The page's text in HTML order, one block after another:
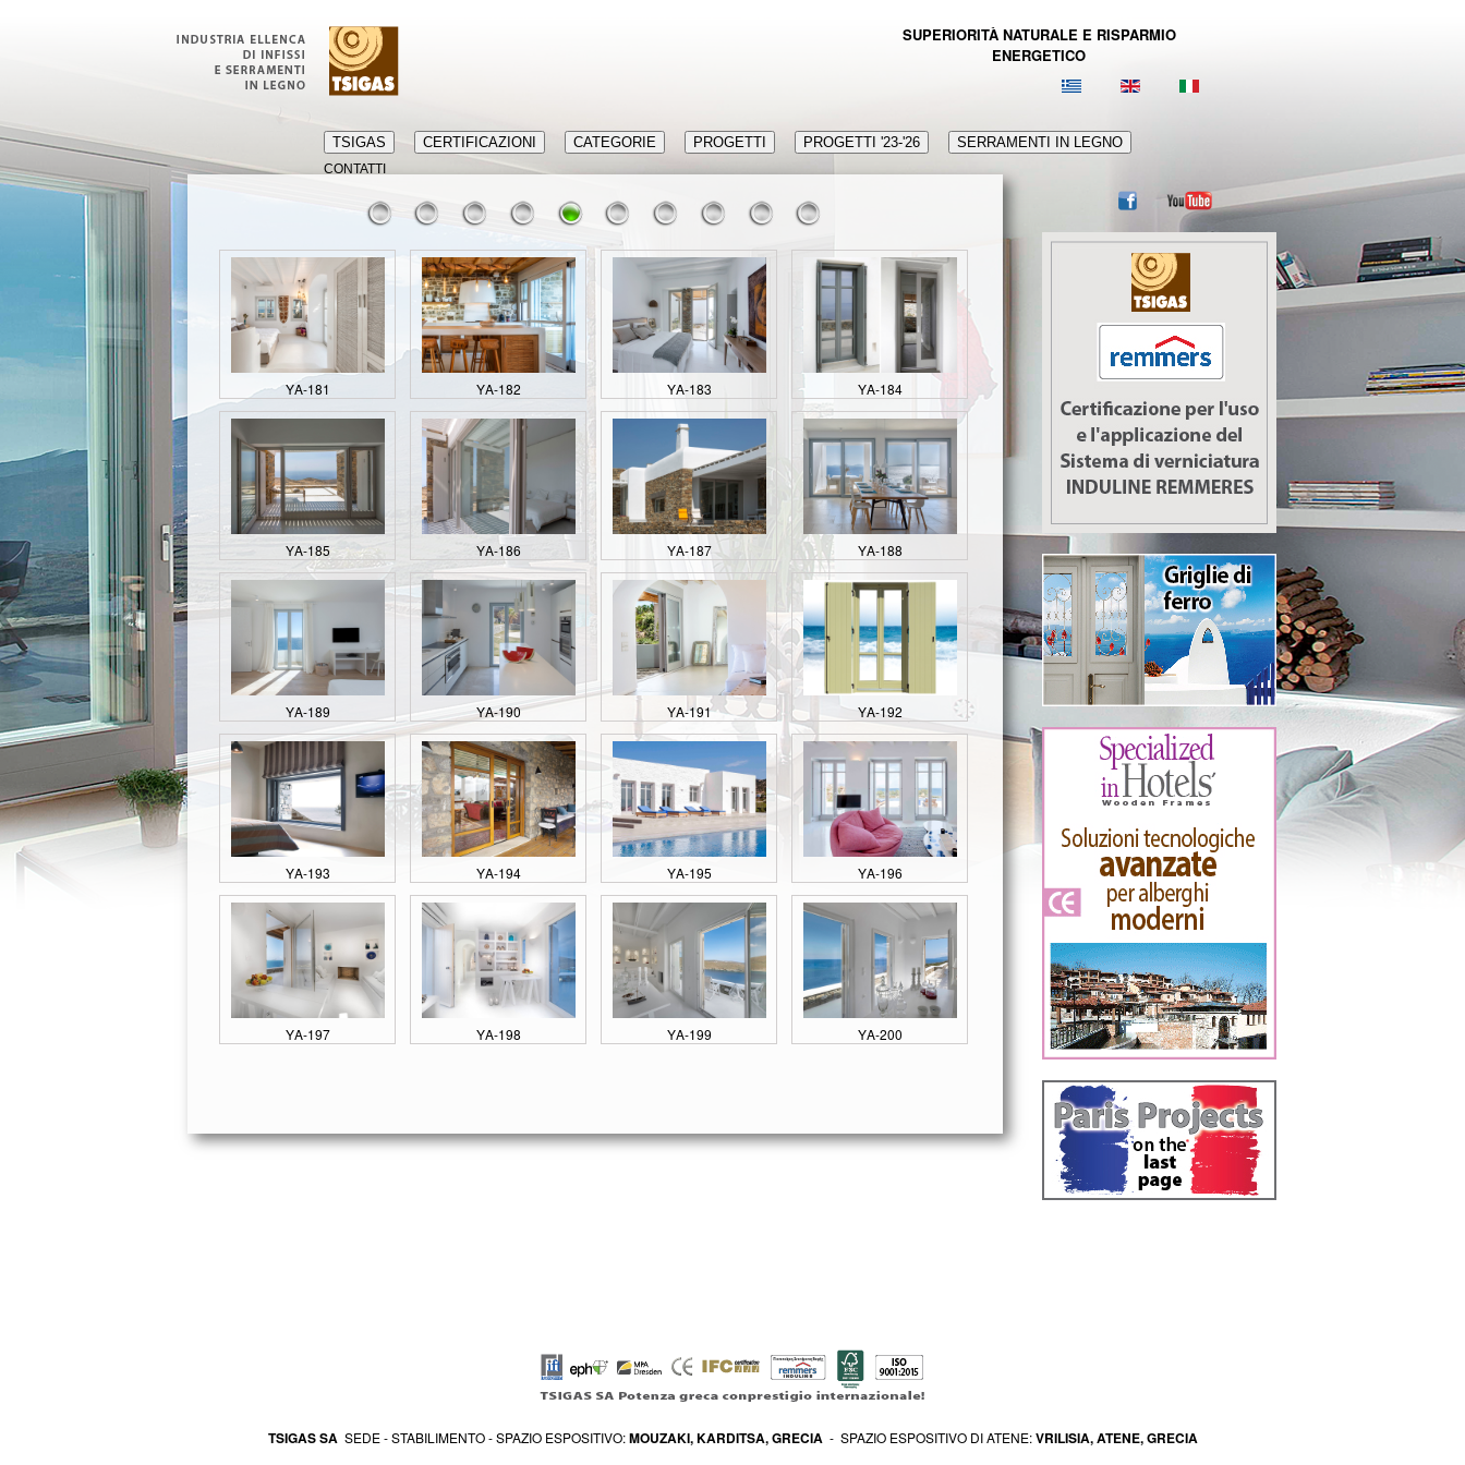
SUPERIORITÀ NATURALE E RISPARMIO
ENERGETICO
TSIGAS CERTIFICAZIONI CATEGORIE PROGETTI PROGETTI '23-'26 SERRAMENTI IN LEGNO
CONTATTI
ΥΑ-181 ΥΑ-182 ΥΑ-183 ΥΑ-184
ΥΑ-185 ΥΑ-186 ΥΑ-187 ΥΑ-188
ΥΑ-189 ΥΑ-190 ΥΑ-191 ΥΑ-192
ΥΑ-193 ΥΑ-194 ΥΑ-195 ΥΑ-196
ΥΑ-197 ΥΑ-198 ΥΑ-199 ΥΑ-200
TSIGAS SA SEDE - STABILIMENTO - SPAZIO ESPOSITIVO:MOUZAKI, KARDITSA, GRECIA - SPAZIO ESPOSITIVO DI ATENE:VRILISIA, ATENE, GRECIA